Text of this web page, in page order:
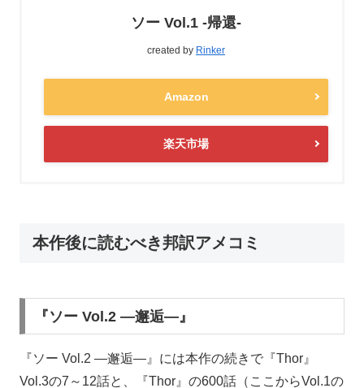
ソー Vol.1 -帰還-
created by Rinker
Amazon
楽天市場
本作後に読むべき邦訳アメコミ
『ソー Vol.2 ―邂逅―』
『ソー Vol.2 ―邂逅―』には本作の続きで『Thor』
Vol.3の7～12話と、『Thor』の600話（ここからVol.1の